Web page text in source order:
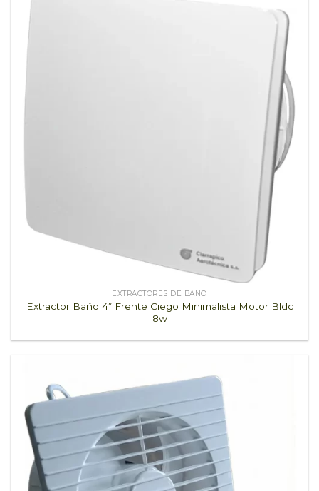
EXTRACTORES DE BAÑO
Extractor Baño 4” Frente Ciego Minimalista Motor Bldc
8w